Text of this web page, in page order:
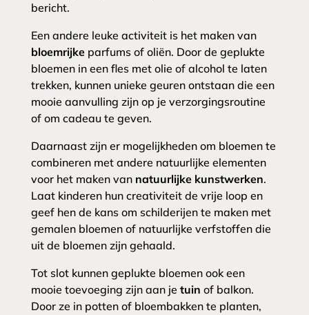
bericht.
Een andere leuke activiteit is het maken van
bloemrijkeparfums of oliën. Door de geplukte
bloemen in een fles met olie of alcohol te laten
trekken, kunnen unieke geuren ontstaan die een
mooie aanvulling zijn op je verzorgingsroutine
of om cadeau te geven.
Daarnaast zijn er mogelijkheden om bloemen te
combineren met andere natuurlijke elementen
voor het maken van natuurlijke kunstwerken.
Laat kinderen hun creativiteit de vrije loop en
geef hen de kans om schilderijen te maken met
gemalen bloemen of natuurlijke verfstoffen die
uit de bloemen zijn gehaald.
Tot slot kunnen geplukte bloemen ook een
mooie toevoeging zijn aan je tuin of balkon.
Door ze in potten of bloembakken te planten,